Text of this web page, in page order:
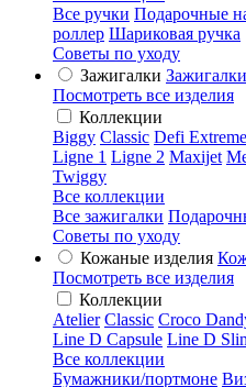
Все ручки Подарочные
роллер Шариковая ручка
Советы по уходу
Зажигалки Зажигалки
Посмотреть все изделия
Коллекции
Biggy Classic Defi Extreme
Ligne 1 Ligne 2 Maxijet
Twiggy
Все коллекции
Все зажигалки
Советы по уходу
Кожаные изделия
Посмотреть все изделия
Коллекции
Atelier Classic Croco
Line D Capsule Line D
Все коллекции
Бумажники/портмоне